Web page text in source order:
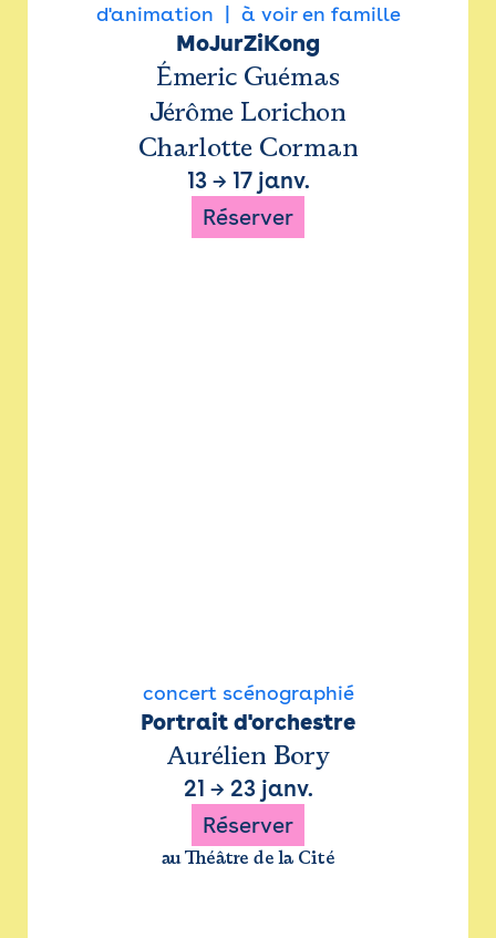
d'animation
à voir en famille
MoJurZiKong
Émeric Guémas
Jérôme Lorichon
Charlotte Corman
13→ 17 janv.
Réserver
concert scénographié
Portrait d'orchestre
Aurélien Bory
21 → 23 janv.
Réserver
au Théâtre de la Cité